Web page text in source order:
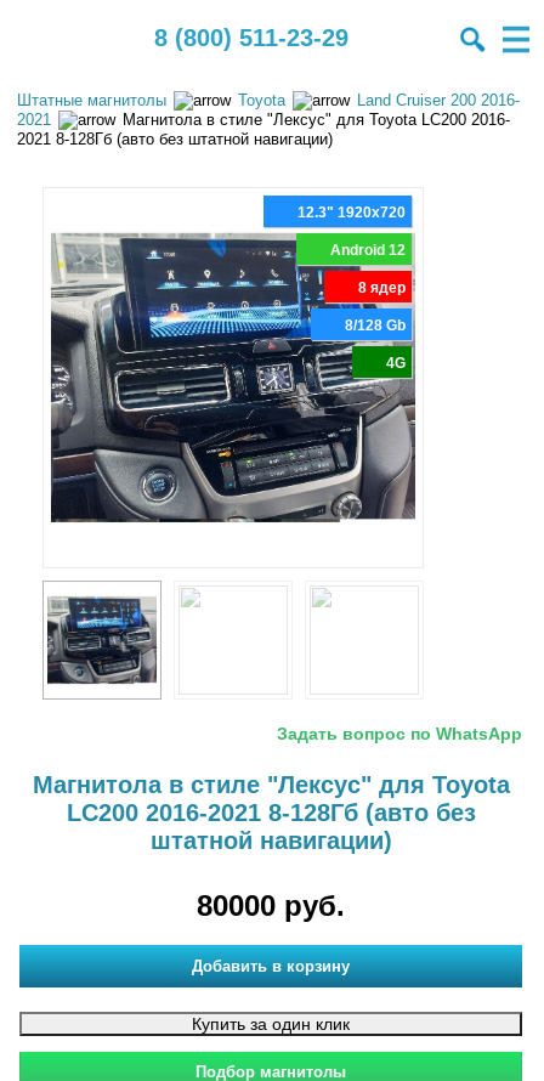
8 (800) 511-23-29
Штатные магнитолы Toyota
Land Cruiser 200 2016-
2021
Магнитола в стиле "Лексус" для Toyota LC200 2016-
2021 8-128Гб (авто без штатной навигации)
12.3" 1920x720
Android 12
8 ядер
8/128 Gb
4G
Задать вопрос по WhatsApp
Магнитола в стиле "Лексус" для Toyota
LC200 2016-2021 8-128Гб (авто без
штатной навигации)
80000 руб.